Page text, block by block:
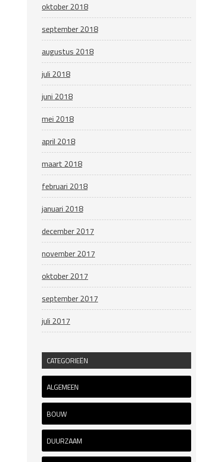
oktober 2018
september 2018
augustus 2018
juli 2018
juni 2018
mei 2018
april 2018
maart 2018
februari 2018
januari 2018
december 2017
november 2017
oktober 2017
september 2017
juli 2017
CATEGORIEËN
ALGEMEEN
BOUW
DUURZAAM